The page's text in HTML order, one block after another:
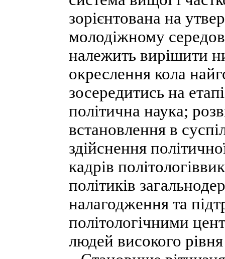
зорієнтована на
молодіжному
належить вирішити
окреслення кола
зосередитись на
політична наука;
встановлення в
здійснення
кадрів
політиків
налагодження та
політологічними
людей високого